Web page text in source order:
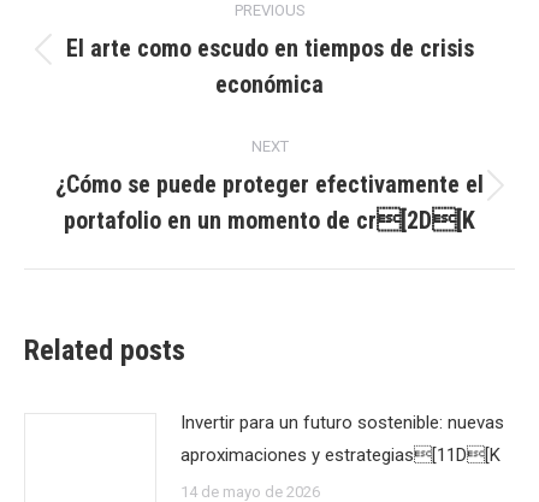
navigation
PREVIOUS
post:
El arte como escudo en tiempos de crisis
económica
NEXT
Next
post:
¿Cómo se puede proteger efectivamente el
portafolio en un momento de cr[2D[K
Related posts
Invertir para un futuro sostenible: nuevas
aproximaciones y estrategias[11D[K
14 de mayo de 2026